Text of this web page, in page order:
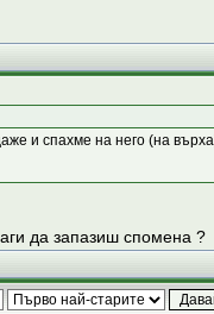
и спахме на него (на
да запазиш спомена ?